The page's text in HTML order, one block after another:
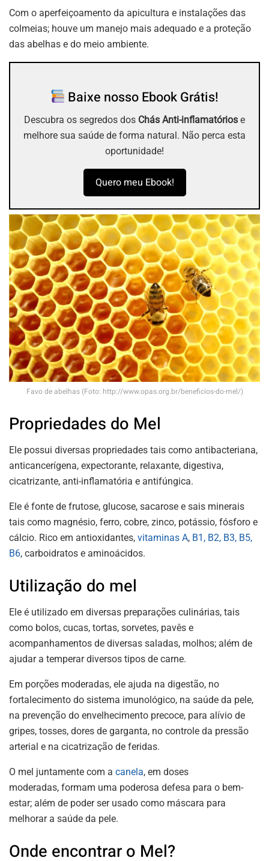
Com o aperfeiçoamento da apicultura e instalações das
colmeias; houve um manejo mais adequado e a proteção
das abelhas e do meio ambiente.
Baixe nosso Ebook Grátis!
Descubra os segredos dos Chás Anti-inflamatórios e
melhore sua saúde de forma natural. Não perca esta
oportunidade!
Quero meu Ebook!
Favo de abelhas (Foto: http://www.opas.org.br/beneficios-do-mel/)
Propriedades do Mel
Ele possui diversas propriedades tais como antibacteriana,
anticancerígena, expectorante, relaxante, digestiva,
cicatrizante, anti-inflamatória e antifúngica.
Ele é fonte de frutose, glucose, sacarose e sais minerais
tais como magnésio, ferro, cobre, zinco, potássio, fósforo e
cálcio. Rico em antioxidantes, vitaminas A, B1, B2, B3, B5,
B6, carboidratos e aminoácidos.
Utilização do mel
Ele é utilizado em diversas preparações culinárias, tais
como bolos, cucas, tortas, sorvetes, pavês e
acompanhamentos de diversas saladas, molhos; além de
ajudar a temperar diversos tipos de carne.
Em porções moderadas, ele ajuda na digestão, no
fortalecimento do sistema imunológico, na saúde da pele,
na prevenção do envelhecimento precoce, para alívio de
gripes, tosses, dores de garganta, no controle da pressão
arterial e na cicatrização de feridas.
O mel juntamente com a canela, em doses
moderadas, formam uma poderosa defesa para o bem-
estar; além de poder ser usado como máscara para
melhorar a saúde da pele.
Onde encontrar o Mel?